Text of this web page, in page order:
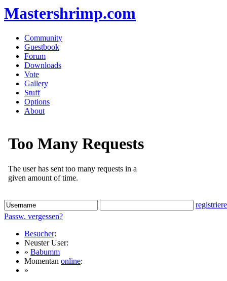
Mastershrimp.com
Community
Guestbook
Forum
Downloads
Vote
Gallery
Stuff
Options
About
Passw. vergessen?
Besucher:
Neuster User:
» Babumm
Momentan online:
»